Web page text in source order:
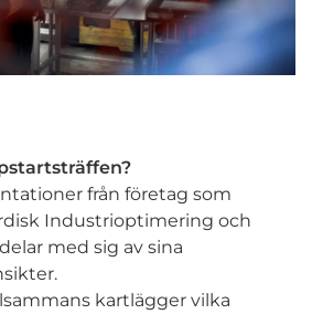
från företag som
Industrioptimering och
med sig av sina
kartlägger vilka